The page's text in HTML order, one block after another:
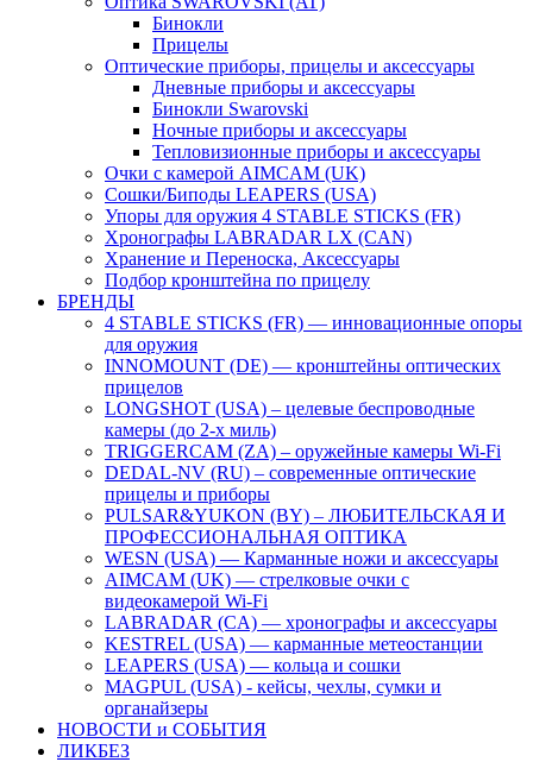
Бинокли
Прицелы
Оптические приборы, прицелы и аксессуары
Дневные приборы и аксессуары
Бинокли Swarovski
Ночные приборы и аксессуары
Тепловизионные приборы и аксессуары
Очки с камерой AIMCAM (UK)
Сошки/Биподы LEAPERS (USA)
Упоры для оружия 4 STABLE STICKS (FR)
Хронографы LABRADAR LX (CAN)
Хранение и Переноска, Аксессуары
Подбор кронштейна по прицелу
БРЕНДЫ
4 STABLE STICKS (FR) — инновационные опоры
для оружия
INNOMOUNT (DE) — кронштейны оптических
прицелов
LONGSHOT (USA) – целевые беспроводные
камеры (до 2-х миль)
TRIGGERCAM (ZA) – оружейные камеры Wi-Fi
DEDAL-NV (RU) – современные оптические
прицелы и приборы
PULSAR&YUKON (BY) – ЛЮБИТЕЛЬСКАЯ И
ПРОФЕССИОНАЛЬНАЯ ОПТИКА
WESN (USA) — Карманные ножи и аксессуары
AIMCAM (UK) — стрелковые очки с
видеокамерой Wi-Fi
LABRADAR (CA) — хронографы и аксессуары
KESTREL (USA) — карманные метеостанции
LEAPERS (USA) — кольца и сошки
MAGPUL (USA) - кейсы, чехлы, сумки и
органайзеры
НОВОСТИ и СОБЫТИЯ
ЛИКБЕЗ